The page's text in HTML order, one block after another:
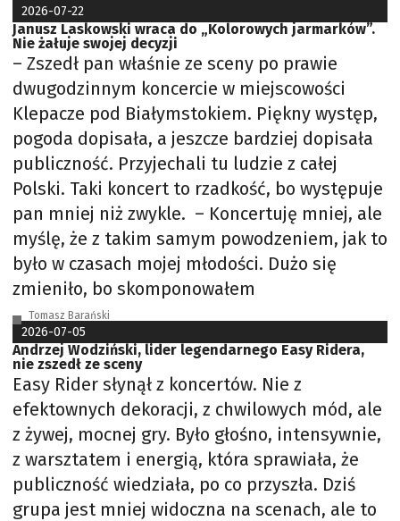
2026-07-22
Janusz Laskowski wraca do „Kolorowych jarmarków”.
Nie żałuje swojej decyzji
– Zszedł pan właśnie ze sceny po prawie
dwugodzinnym koncercie w miejscowości
Klepacze pod Białymstokiem. Piękny występ,
pogoda dopisała, a jeszcze bardziej dopisała
publiczność. Przyjechali tu ludzie z całej
Polski. Taki koncert to rzadkość, bo występuje
pan mniej niż zwykle. – Koncertuję mniej, ale
myślę, że z takim samym powodzeniem, jak to
było w czasach mojej młodości. Dużo się
zmieniło, bo skomponowałem
Tomasz Barański
2026-07-05
Andrzej Wodziński, lider legendarnego Easy Ridera,
nie zszedł ze sceny
Easy Rider słynął z koncertów. Nie z
efektownych dekoracji, z chwilowych mód, ale
z żywej, mocnej gry. Było głośno, intensywnie,
z warsztatem i energią, która sprawiała, że
publiczność wiedziała, po co przyszła. Dziś
grupa jest mniej widoczna na scenach, ale to